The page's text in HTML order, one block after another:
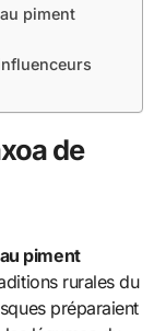
piment
de
piment
rurales du
préparaient